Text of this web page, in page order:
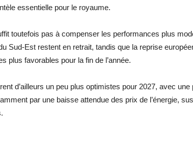
essentielle pour le royaume.
toutefois pas à compenser les performances plus
Sud-Est restent en retrait, tandis que la reprise
plus favorables pour la fin de l’année.
d’ailleurs un peu plus optimistes pour 2027, avec
par une baisse attendue des prix de l’énergie,